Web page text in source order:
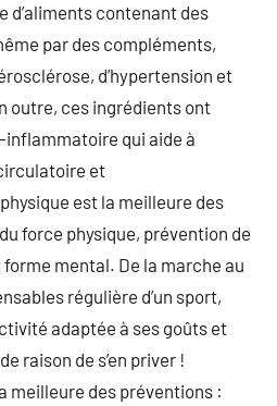
d’aliments contenant des
par des compléments,
d’hypertension et
outre, ces ingrédients ont
qui aide à
et
est la meilleure des
force physique, prévention de
forme mental. De la marche au
régulière d’un sport,
adaptée à ses goûts et
raison de s’en priver !
meilleure des préventions :